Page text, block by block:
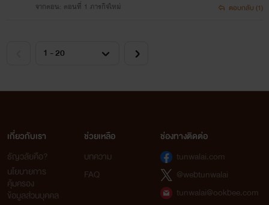
จากตอน: ตอนที่ 1 ภารกิจใหม่ ตอบกลับ (1)
เกี่ยวกับเรา
ธัญวลัยคือ?
นโยบายการ
คุ้มครอง
ข้อมูลส่วนบุคคล
ช่วยเหลือ
บทความ
FAQ
ช่องทางติดต่อ
tunwalai.com
@webtunwalai
tunwalai@ookbee.com